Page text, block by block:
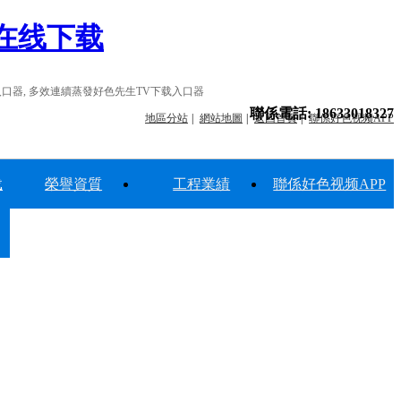
线下载
器, 多效連續蒸發好色先生TV下载入口器
地區分站 網站地圖 返回首頁 聯係好色视频APP
聯係電話: 18633018327
榮譽資質 工程業績 聯係好色视频APP